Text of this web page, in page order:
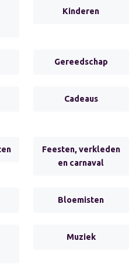
Kinderen
Gereedschap
Cadeaus
Feesten, verkleden
en carnaval
Bloemisten
Muziek